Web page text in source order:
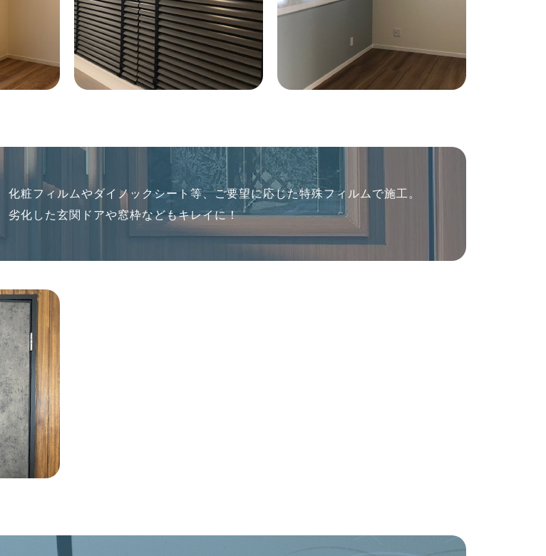
化粧フィルムやダイノックシート等、ご要望に応じた特殊フィルムで施工。
劣化した玄関ドアや窓枠などもキレイに！